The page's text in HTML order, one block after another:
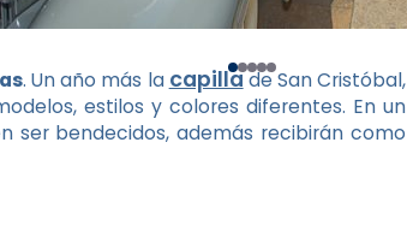
. Un año más la capillade San Cristóbal,
estilos y colores diferentes. En un
ser bendecidos, además recibirán como